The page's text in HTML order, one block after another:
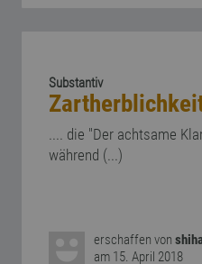
Substantiv
.... die "Der achtsame
während (...)
erschaffen von
am 15. April 2018